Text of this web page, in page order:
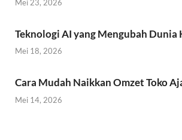
Mei 23, 2026
Teknologi AI yang Mengubah Dunia
Mei 18, 2026
Cara Mudah Naikkan Omzet Toko
Mei 14, 2026